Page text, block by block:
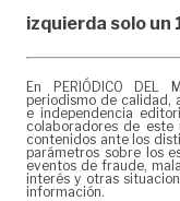
izquierda solo un
En PERIÓDICO DEL
periodismo de calidad,
e independencia
colaboradores de
contenidos ante los
parámetros sobre los
eventos de fraude,
interés y otras
información.